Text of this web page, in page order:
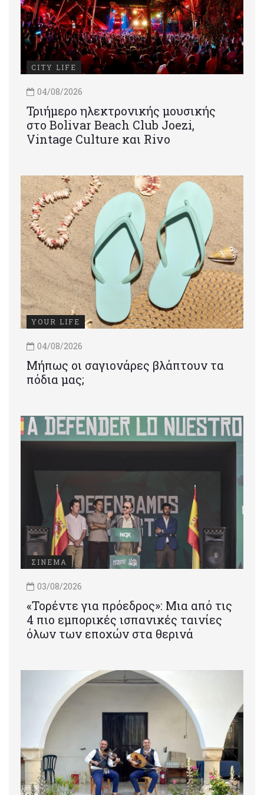
CITY LIFE
04/08/2026
Τριήμερο ηλεκτρονικής μουσικής
στο Bolivar Beach Club Joezi,
Vintage Culture και Rivo
YOUR LIFE
04/08/2026
Μήπως οι σαγιονάρες βλάπτουν τα
πόδια μας;
ΣΙΝΕΜΑ
03/08/2026
«Τορέντε για πρόεδρος»: Mια από τις
4 πιο εμπορικές ισπανικές ταινίες
όλων των εποχών στα θερινά